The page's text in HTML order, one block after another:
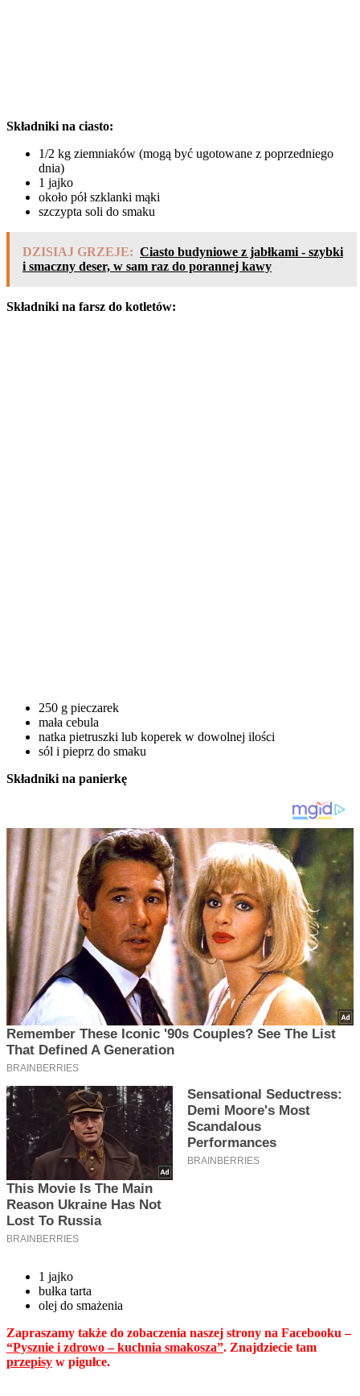
Składniki na ciasto:
1/2 kg ziemniaków (mogą być ugotowane z poprzedniego
dnia)
1 jajko
około pół szklanki mąki
szczypta soli do smaku
DZISIAJ GRZEJE: Ciasto budyniowe z jabłkami - szybki
i smaczny deser, w sam raz do porannej kawy
Składniki na farsz do kotletów:
250 g pieczarek
mała cebula
natka pietruszki lub koperek w dowolnej ilości
sól i pieprz do smaku
Składniki na panierkę
1 jajko
bułka tarta
olej do smażenia
Zapraszamy także do zobaczenia naszej strony na Facebooku –
“Pysznie i zdrowo – kuchnia smakosza”. Znajdziecie tam
przepisy w pigułce.